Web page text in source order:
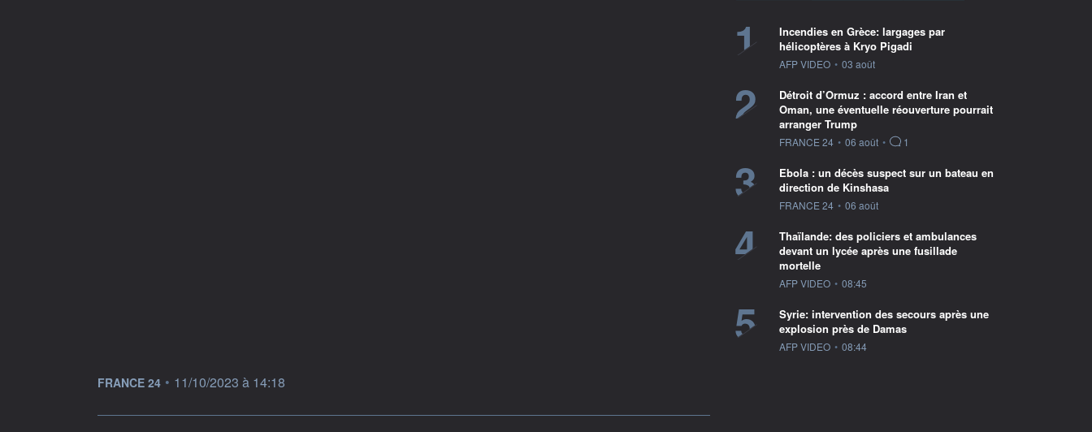
information fournie par
FRANCE 24 • 11/10/2023 à 14:18
1
Incendies en Grèce: largages par
hélicoptères à Kryo Pigadi
information fournie par
AFP VIDEO • 03 août
2
Détroit d’Ormuz : accord entre Iran et
Oman, une éventuelle réouverture pourrait
arranger Trump
information fournie par
FRANCE 24 • 06 août • 1
3
Ebola : un décès suspect sur un bateau en
direction de Kinshasa
information fournie par
FRANCE 24 • 06 août
4
Thaïlande: des policiers et ambulances
devant un lycée après une fusillade
mortelle
information fournie par
AFP VIDEO • 08:45
5
Syrie: intervention des secours après une
explosion près de Damas
information fournie par
AFP VIDEO • 08:44